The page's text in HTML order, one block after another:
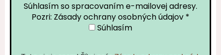
Súhlasím so spracovaním e-mailovej adresy.
Pozri: Zásady ochrany osobných údajov *
Súhlasím